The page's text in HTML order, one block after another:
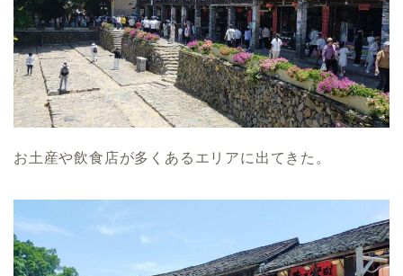
お土産や飲食店が多くあるエリアに出てきた。